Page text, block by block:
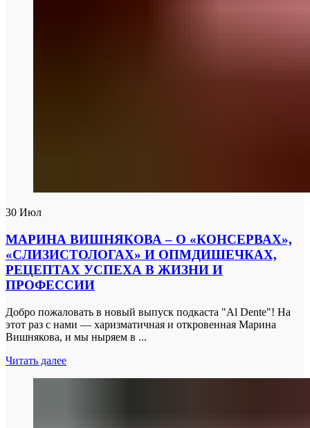
30 Июл
МАРИНА ВИШНЯКОВА – О «КОНСЕРВАХ»,
«СЛИЗИСТОЛОГАХ» И ОПМДИШЕЧКАХ,
РЕЦЕПТАХ УСПЕХА В ЖИЗНИ И
ПРОФЕССИИ
Добро пожаловать в новый выпуск подкаста "Al Dente"! На
этот раз с нами — харизматичная и откровенная Марина
Вишнякова, и мы ныряем в ...
Читать далее